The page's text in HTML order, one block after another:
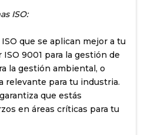
ISO:
que se aplican mejor a tu
9001 para la gestión de
la gestión ambiental, o
relevante para tu industria.
que estás
en áreas críticas para tu